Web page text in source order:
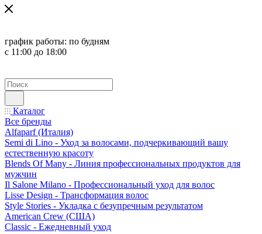
график работы: по будням
с 11:00 до 18:00
Каталог
Все бренды
Alfaparf (Италия)
Semi di Lino - Уход за волосами, подчеркивающий вашу
естественную красоту
Blends Of Many - Линия профессиональных продуктов для
мужчин
Il Salone Milano - Профессиональный уход для волос
Lisse Design - Трансформация волос
Style Stories - Укладка с безупречным результатом
American Crew (США)
Classic - Ежедневный уход